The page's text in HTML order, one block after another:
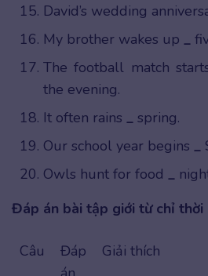
David’s wedding
My brother wakes up _
The football match
the evening.
It often rains _ spring.
Our school year begins _
Owls hunt for food _
Đáp án bài tập giới từ chỉ thời
Câu
Đáp
Giải thích